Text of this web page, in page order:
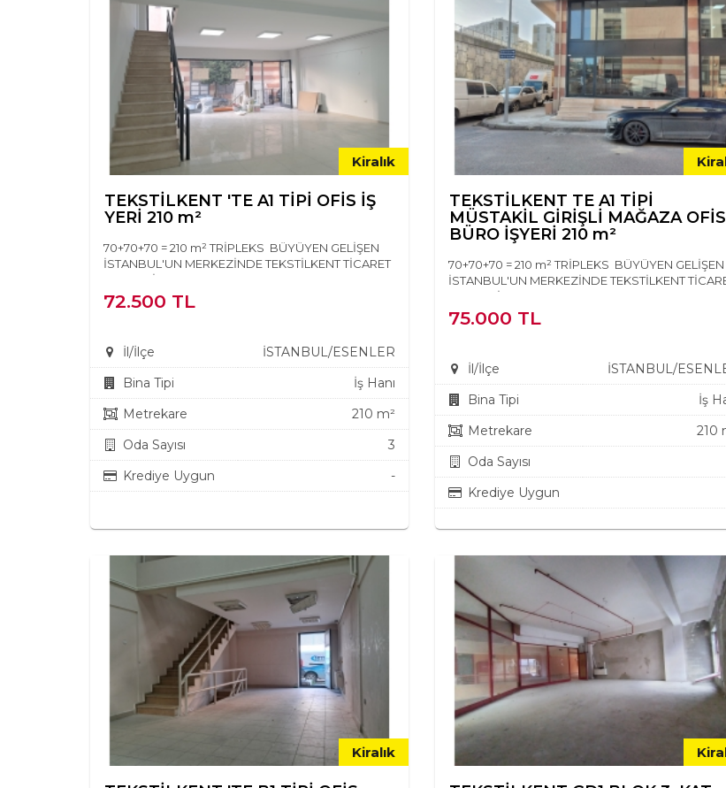
Kiralık
TEKSTİLKENT 'TE A1 TİPİ OFİS İŞ
YERİ 210 m²
70+70+70 = 210 m² TRİPLEKS BÜYÜYEN GELİŞEN
İSTANBUL'UN MERKEZİNDE TEKSTİLKENT TİCARET
MERKEZİNDE KULLANIMA H...
72.500 TL
İl/İlçe
İSTANBUL/ESENLER
Bina Tipi
İş Hanı
Metrekare
210 m²
Oda Sayısı
3
Krediye Uygun
-
TEKSTİLKENT TE A1 TİPİ
MÜSTAKİL GİRİŞLİ MAĞAZA OFİS
BÜRO İŞYERİ 210 m²
70+70+70 = 210 m² TRİPLEKS BÜYÜYEN GELİŞEN
İSTANBUL'UN MERKEZİNDE TEKSTİLKENT
MERKEZİNDE KULLANIMA H...
75.000 TL
İl/İlçe
İSTANBUL/
Bina Tipi
İş
Metrekare
210
Oda Sayısı
Krediye Uygun
Kiralık